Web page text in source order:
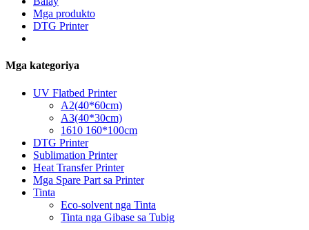
Mga produkto
DTG Printer
Mga kategoriya
UV Flatbed Printer
A2(40*60cm)
A3(40*30cm)
1610 160*100cm
DTG Printer
Sublimation Printer
Heat Transfer Printer
Mga Spare Part sa Printer
Tinta
Eco-solvent nga Tinta
Tinta nga Gibase sa Tubig